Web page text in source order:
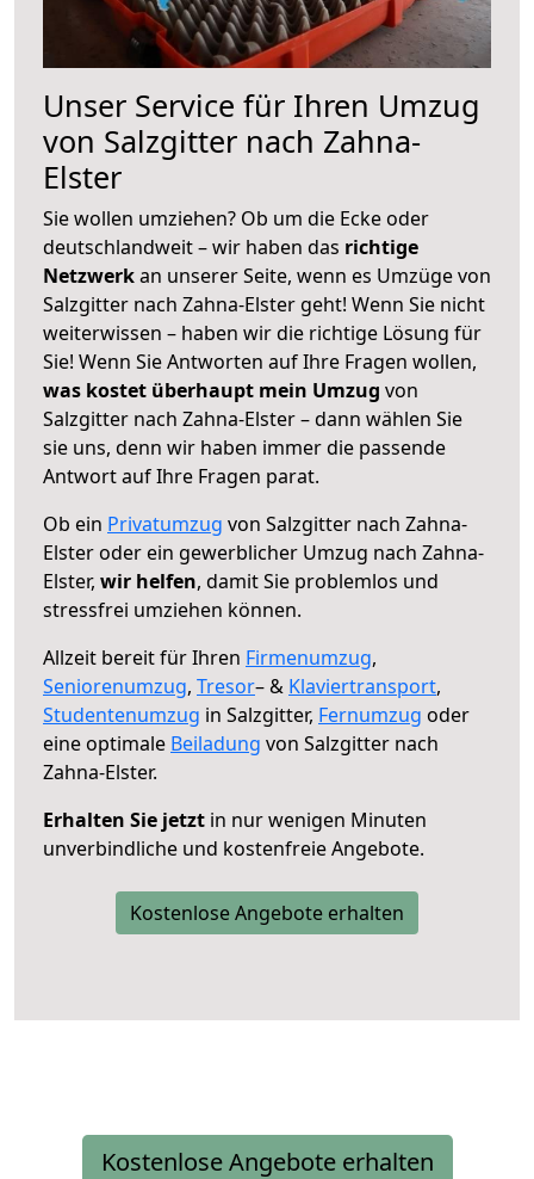
Unser Service für Ihren Umzug
von Salzgitter nach Zahna-
Elster
Sie wollen umziehen? Ob um die Ecke oder
deutschlandweit – wir haben das richtige
Netzwerkan unserer Seite, wenn es Umzüge von
Salzgitter nach Zahna-Elster geht! Wenn Sie nicht
weiterwissen – haben wir die richtige Lösung für
Sie! Wenn Sie Antworten auf Ihre Fragen wollen,
was kostet überhaupt mein Umzug von
Salzgitter nach Zahna-Elster – dann wählen Sie
sie uns, denn wir haben immer die passende
Antwort auf Ihre Fragen parat.
Ob ein Privatumzug von Salzgitter nach Zahna-
Elster oder ein gewerblicher Umzug nach Zahna-
Elster, wir helfen, damit Sie problemlos und
stressfrei umziehen können.
Allzeit bereit für Ihren Firmenumzug,
Seniorenumzug, Tresor– & Klaviertransport,
Studentenumzug in Salzgitter, Fernumzug oder
eine optimale Beiladung von Salzgitter nach
Zahna-Elster.
Erhalten Sie jetzt in nur wenigen Minuten
unverbindliche und kostenfreie Angebote.
Kostenlose Angebote erhalten
Kostenlose Angebote erhalten